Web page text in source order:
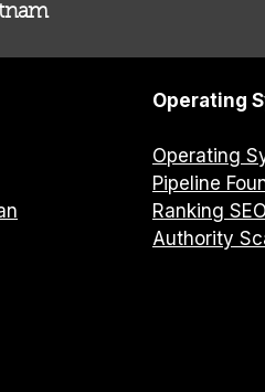
Operating
Operating
Pipeline
Ranking
Authority